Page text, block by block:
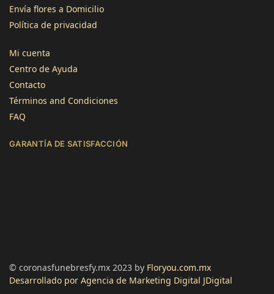
Envía flores a Domicilio
Política de privacidad
Mi cuenta
Centro de Ayuda
Contacto
Términos and Condiciones
FAQ
GARANTÍA DE SATISFACCIÓN
© coronasfunebresfy.mx 2023 by Floryou.com.mx
Desarrollado por Agencia de Marketing Digital JDigital
Cliente verificado
Útil? Sí